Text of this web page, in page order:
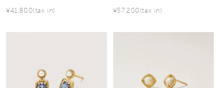
¥41,800(tax in) ¥57,200(tax in)